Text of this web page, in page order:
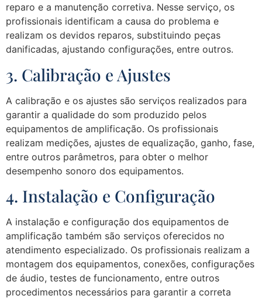
reparo e a manutenção corretiva. Nesse serviço, os
profissionais identificam a causa do problema e
realizam os devidos reparos, substituindo peças
danificadas, ajustando configurações, entre outros.
3. Calibração e Ajustes
A calibração e os ajustes são serviços realizados para
garantir a qualidade do som produzido pelos
equipamentos de amplificação. Os profissionais
realizam medições, ajustes de equalização, ganho, fase,
entre outros parâmetros, para obter o melhor
desempenho sonoro dos equipamentos.
4. Instalação e Configuração
A instalação e configuração dos equipamentos de
amplificação também são serviços oferecidos no
atendimento especializado. Os profissionais realizam a
montagem dos equipamentos, conexões, configurações
de áudio, testes de funcionamento, entre outros
procedimentos necessários para garantir a correta